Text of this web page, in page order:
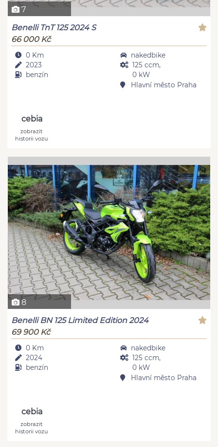
7
Benelli TnT 125 2024 S
66 000 Kč
0 Km
2023
benzín
nakedbike
125 ccm,
0 kW
Hlavní město Praha
cebia
zobrazit
historii vozu
8
Benelli BN 125 Limited Edition 2024
69 900 Kč
0 Km
2024
benzín
nakedbike
125 ccm,
0 kW
Hlavní město Praha
cebia
zobrazit
historii vozu